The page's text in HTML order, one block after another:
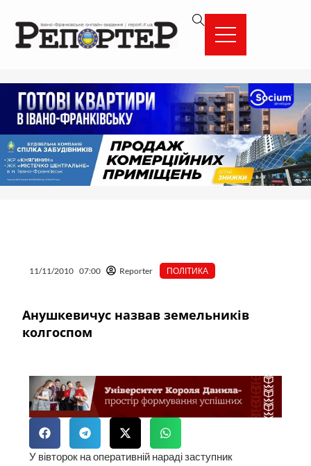
вмісту
11/11/2010 07:00 Reporter ПОЛІТИКА
Анушкевичус назвав земельників
колгоспом
У вівторок на оперативній нараді заступник